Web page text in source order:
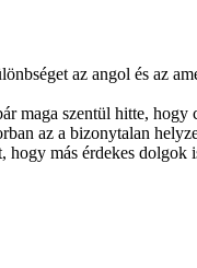
az angol és az
maga szentül hitte,
az a bizonytalan
más érdekes